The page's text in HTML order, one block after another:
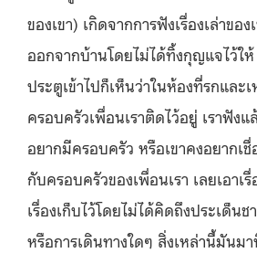
ของเขา) เกิดจากการฟังเรื่องเล่าข
ออกจากบ้านโดยไม่ได้ทิ้งกุญแจไว้ใ
ประตูเข้าไปก็เห็นว่าในห้องที่รกและ
ครอบครัวเพื่อนเราติดไว้อยู่ เราฟังแ
อยากมีครอบครัว หรือเขาคงอยากเชื่
กับครอบครัวของเพื่อนเรา เลยเอา
เรื่องเก็บไว้โดยไม่ได้คิดถึงประเด็น
หรือการเดินทางใดๆ สิ่งเหล่านี้มันมา